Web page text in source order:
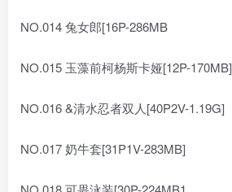
NO.014 兔女郎[16P-286MB
NO.015 玉藻前柯杨斯卡娅[12P-170MB]
NO.016 &清水忍者双人[40P2V-1.19G]
NO.017 奶牛套[31P1V-283MB]